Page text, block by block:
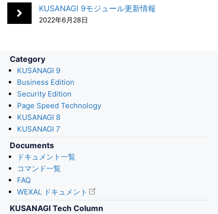
o
I
n
KUSANAGI 9モジュール更新情報
2022年6月28日
Category
KUSANAGI 9
Business Edition
Security Edition
Page Speed Technology
KUSANAGI 8
KUSANAGI 7
Documents
ドキュメント一覧
コマンド一覧
FAQ
WEXAL ドキュメント
KUSANAGI Tech Column